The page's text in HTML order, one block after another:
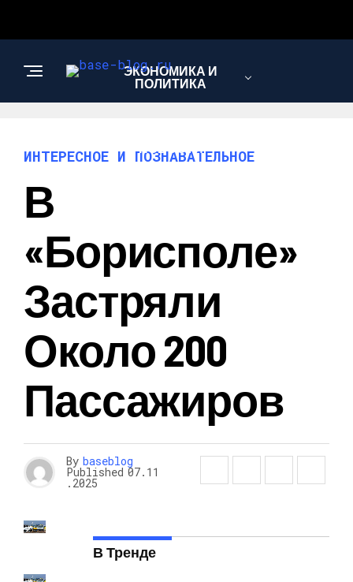
ЭКОНОМИКА И
ПОЛИТИКА
НОВОСТИ
ИНТЕРЕСНОЕ И ПОЗНАВАТЕЛЬНОЕ
В
«Борисполе»
Застряли
Около 200
Пассажиров
By baseblog
Published 07.11
.2025
В Тренде